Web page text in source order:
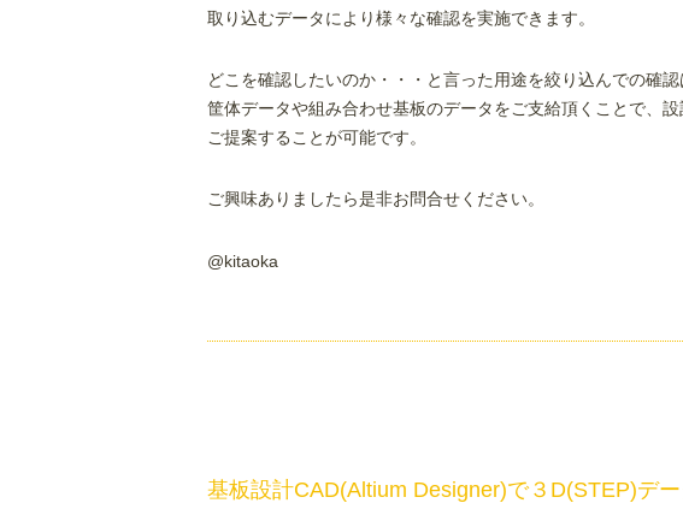
取り込むデータにより様々な確認を実施できます。
どこを確認したいのか・・・と言った用途を絞り込んでの確認
筐体データや組み合わせ基板のデータをご支給頂くことで、
ご提案することが可能です。
ご興味ありましたら是非お問合せください。
@kitaoka
基板設計CAD(Altium Designer)で３D(STEP)デー